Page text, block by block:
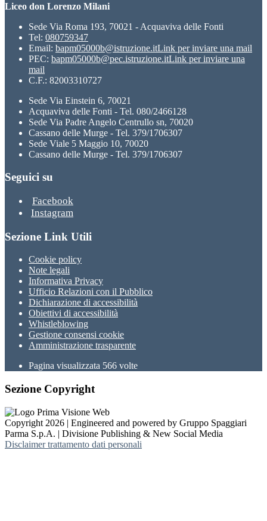
Liceo don Lorenzo Milani
Sede Via Roma 193, 70021 - Acquaviva delle Fonti
Tel: 080759347
Email: bapm05000b@istruzione.itLink per inviare una mail
PEC: bapm05000b@pec.istruzione.itLink per inviare una
mail
C.F.: 82003310727
Sede Via Einstein 6, 70021
Acquaviva delle Fonti - Tel. 080/2466128
Sede Via Padre Angelo Centrullo sn, 70020
Cassano delle Murge - Tel. 379/1706307
Sede Viale 5 Maggio 10, 70020
Cassano delle Murge - Tel. 379/1706307
Seguici su
Facebook
Instagram
Sezione Link Utili
Cookie policy
Note legali
Informativa Privacy
Ufficio Relazioni con il Pubblico
Dichiarazione di accessibilità
Obiettivi di accessibilità
Whistleblowing
Gestione consensi cookie
Amministrazione trasparente
Pagina visualizzata 566 volte
Sezione Copyright
Copyright 2026 | Engineered and powered by Gruppo Spaggiari
Parma S.p.A. | Divisione Publishing & New Social Media
Disclaimer trattamento dati personali